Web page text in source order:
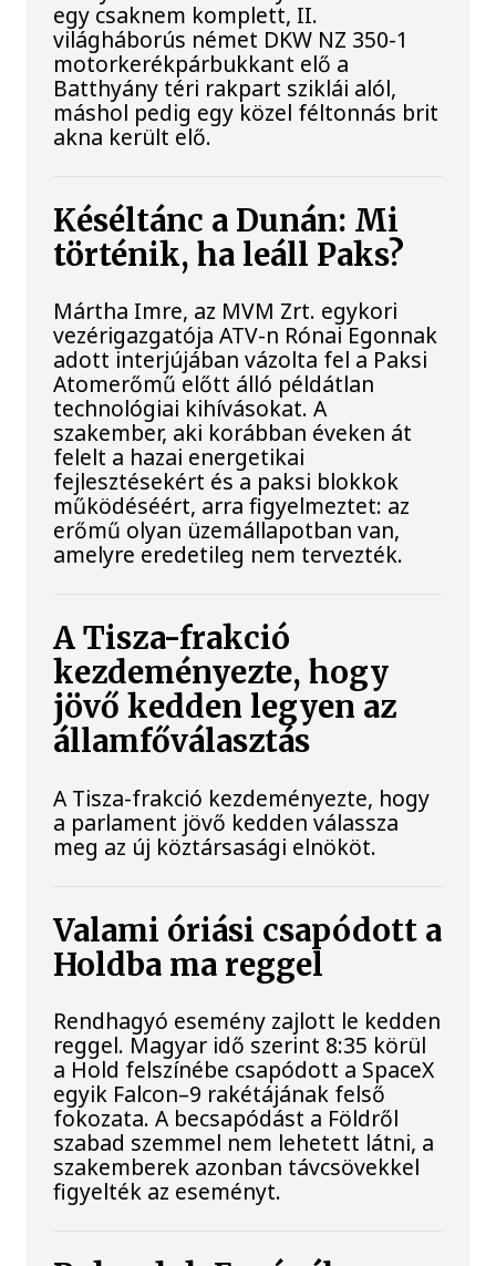
egy csaknem komplett, II.
világháborús német DKW NZ 350-1
motorkerékpárbukkant elő a
Batthyány téri rakpart sziklái alól,
máshol pedig egy közel féltonnás brit
akna került elő.
Késéltánc a Dunán: Mi
történik, ha leáll Paks?
Mártha Imre, az MVM Zrt. egykori
vezérigazgatója ATV-n Rónai Egonnak
adott interjújában vázolta fel a Paksi
Atomerőmű előtt álló példátlan
technológiai kihívásokat. A
szakember, aki korábban éveken át
felelt a hazai energetikai
fejlesztésekért és a paksi blokkok
működéséért, arra figyelmeztet: az
erőmű olyan üzemállapotban van,
amelyre eredetileg nem tervezték.
A Tisza-frakció
kezdeményezte, hogy
jövő kedden legyen az
államfőválasztás
A Tisza-frakció kezdeményezte, hogy
a parlament jövő kedden válassza
meg az új köztársasági elnököt.
Valami óriási csapódott a
Holdba ma reggel
Rendhagyó esemény zajlott le kedden
reggel. Magyar idő szerint 8:35 körül
a Hold felszínébe csapódott a SpaceX
egyik Falcon–9 rakétájának felső
fokozata. A becsapódást a Földről
szabad szemmel nem lehetett látni, a
szakemberek azonban távcsövekkel
figyelték az eseményt.